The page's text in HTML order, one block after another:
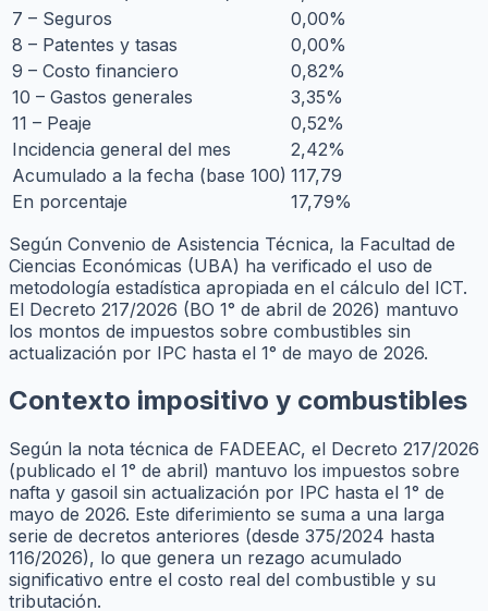
7 – Seguros
0,00%
8 – Patentes y tasas
0,00%
9 – Costo financiero
0,82%
10 – Gastos generales
3,35%
11 – Peaje
0,52%
Incidencia general del mes
2,42%
Acumulado a la fecha (base 100) 117,79
En porcentaje
17,79%
Según Convenio de Asistencia Técnica, la Facultad de
Ciencias Económicas (UBA) ha verificado el uso de
metodología estadística apropiada en el cálculo del ICT.
El Decreto 217/2026 (BO 1° de abril de 2026) mantuvo
los montos de impuestos sobre combustibles sin
actualización por IPC hasta el 1° de mayo de 2026.
Contexto impositivo y combustibles
Según la nota técnica de FADEEAC, el Decreto 217/2026
(publicado el 1° de abril) mantuvo los impuestos sobre
nafta y gasoil sin actualización por IPC hasta el 1° de
mayo de 2026. Este diferimiento se suma a una larga
serie de decretos anteriores (desde 375/2024 hasta
116/2026), lo que genera un rezago acumulado
significativo entre el costo real del combustible y su
tributación.